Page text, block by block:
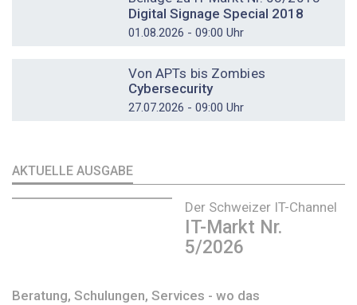
Digital Signage Special 2018
01.08.2026 - 09:00 Uhr
Von APTs bis Zombies
Cybersecurity
27.07.2026 - 09:00 Uhr
AKTUELLE AUSGABE
Der Schweizer IT-Channel
IT-Markt Nr.
5/2026
Beratung, Schulungen, Services - wo das